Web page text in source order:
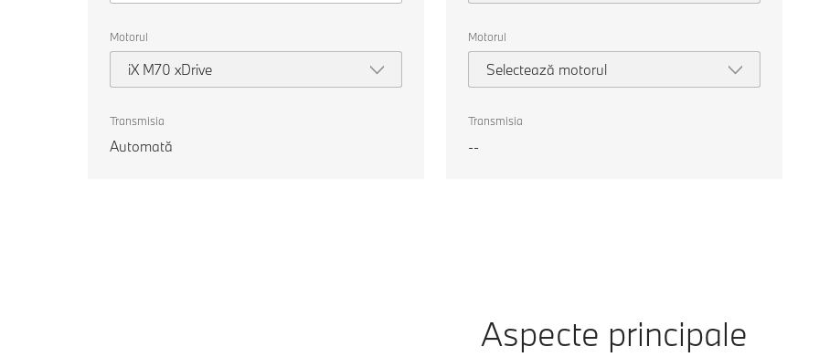
Motorul
iX M70 xDrive
Transmisia
Automată
Motorul
Selectează motorul
Transmisia
--
Aspecte principale